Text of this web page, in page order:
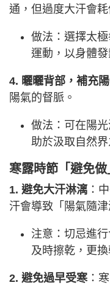
通，但過度大汗會耗
做法：選擇太
運動，以身體
4. 曬曬背部，補充
陽氣的督脈。
做法：可在陽
助於汲取自然
寒露時節「避免
1. 避免大汗淋漓 ：
汗會導致「陽氣隨
注意：切忌進
及時擦乾，更
2. 避免過早受寒：